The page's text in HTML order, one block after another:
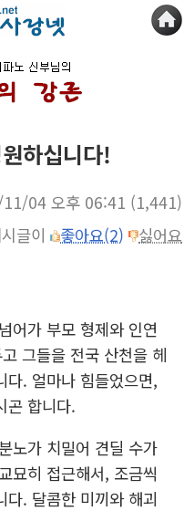
하십니다!
04 오후 06:41 (1,441)
글이
좋아요(2) 싫어요
어가 부모 형제와 인연
그들을 전국 산천을 헤
다. 얼마나 힘들었으면,
곤 합니다.
노가 치밀어 견딜 수가
묘히 접근해서, 조금씩
다. 달콤한 미끼와 해괴